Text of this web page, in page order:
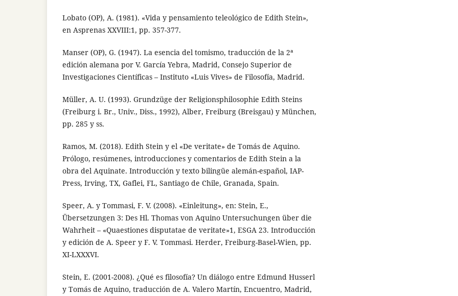
Lobato (OP), A. (1981). «Vida y pensamiento teleológico de Edith Stein»,
en Asprenas XXVIII:1, pp. 357-377.
Manser (OP), G. (1947). La esencia del tomismo, traducción de la 2ª
edición alemana por V. García Yebra, Madrid, Consejo Superior de
Investigaciones Científicas – Instituto «Luis Vives» de Filosofía, Madrid.
Müller, A. U. (1993). Grundzüge der Religionsphilosophie Edith Steins
(Freiburg i. Br., Univ., Diss., 1992), Alber, Freiburg (Breisgau) y München,
pp. 285 y ss.
Ramos, M. (2018). Edith Stein y el «De veritate» de Tomás de Aquino.
Prólogo, resúmenes, introducciones y comentarios de Edith Stein a la
obra del Aquinate. Introducción y texto bilingüe alemán-español, IAP-
Press, Irving, TX, Gaflei, FL, Santiago de Chile, Granada, Spain.
Speer, A. y Tommasi, F. V. (2008). «Einleitung», en: Stein, E.,
Übersetzungen 3: Des Hl. Thomas von Aquino Untersuchungen über die
Wahrheit – «Quaestiones disputatae de veritate»1, ESGA 23. Introducción
y edición de A. Speer y F. V. Tommasi. Herder, Freiburg-Basel-Wien, pp.
XI-LXXXVI.
Stein, E. (2001-2008). ¿Qué es filosofía? Un diálogo entre Edmund Husserl
y Tomás de Aquino, traducción de A. Valero Martín, Encuentro, Madrid,